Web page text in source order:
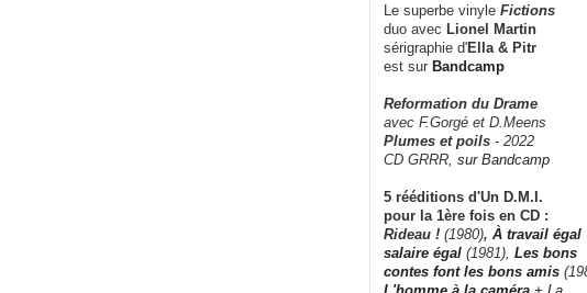
Le superbe vinyle Fictions
duo avec Lionel Martin
sérigraphie d'Ella & Pitr
est sur Bandcamp
Reformation du Drame
avec F.Gorgé et D.Meens
Plumes et poils - 2022
CD GRRR, sur Bandcamp
5 rééditions d'Un D.M.I.
pour la 1ère fois en CD :
Rideau ! (1980), À travail égal
salaire égal (1981), Les bons
contes font les bons amis